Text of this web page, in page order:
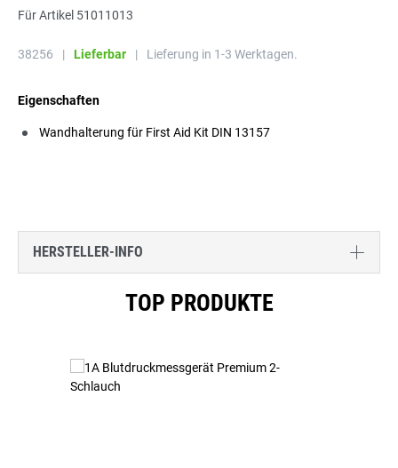
Für Artikel 51011013
38256 | Lieferbar | Lieferung in 1-3 Werktagen.
Eigenschaften
Wandhalterung für First Aid Kit DIN 13157
HERSTELLER-INFO
TOP PRODUKTE